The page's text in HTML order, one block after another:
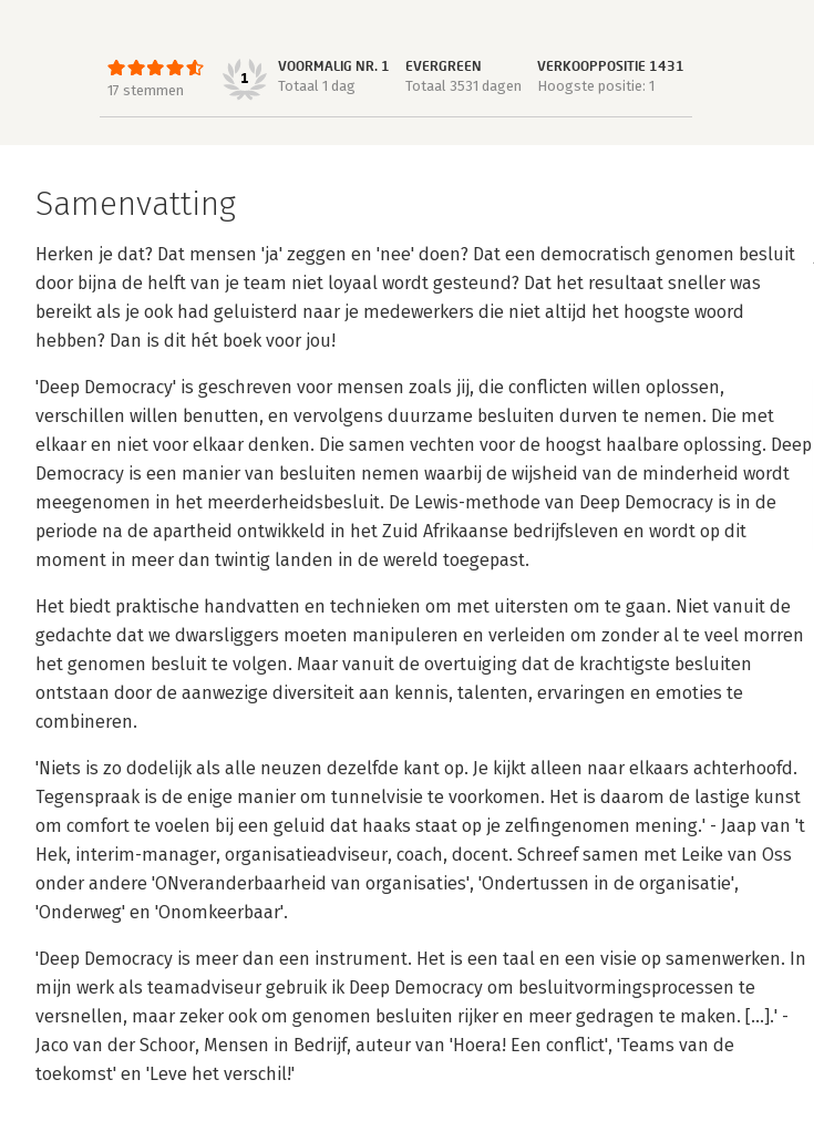
17 stemmen
1
VOORMALIG NR. 1
Totaal 1 dag
EVERGREEN
Totaal 3531 dagen
VERKOOPPOSITIE 1431
Hoogste positie: 1
Samenvatting
Herken je dat? Dat mensen 'ja' zeggen en 'nee' doen? Dat een democratisch genomen besluit
door bijna de helft van je team niet loyaal wordt gesteund? Dat het resultaat sneller was
bereikt als je ook had geluisterd naar je medewerkers die niet altijd het hoogste woord
hebben? Dan is dit hét boek voor jou!
'Deep Democracy' is geschreven voor mensen zoals jij, die conflicten willen oplossen,
verschillen willen benutten, en vervolgens duurzame besluiten durven te nemen. Die met
elkaar en niet voor elkaar denken. Die samen vechten voor de hoogst haalbare oplossing. Deep
Democracy is een manier van besluiten nemen waarbij de wijsheid van de minderheid wordt
meegenomen in het meerderheidsbesluit. De Lewis-methode van Deep Democracy is in de
periode na de apartheid ontwikkeld in het Zuid Afrikaanse bedrijfsleven en wordt op dit
moment in meer dan twintig landen in de wereld toegepast.
Het biedt praktische handvatten en technieken om met uitersten om te gaan. Niet vanuit de
gedachte dat we dwarsliggers moeten manipuleren en verleiden om zonder al te veel morren
het genomen besluit te volgen. Maar vanuit de overtuiging dat de krachtigste besluiten
ontstaan door de aanwezige diversiteit aan kennis, talenten, ervaringen en emoties te
combineren.
'Niets is zo dodelijk als alle neuzen dezelfde kant op. Je kijkt alleen naar elkaars achterhoofd.
Tegenspraak is de enige manier om tunnelvisie te voorkomen. Het is daarom de lastige kunst
om comfort te voelen bij een geluid dat haaks staat op je zelfingenomen mening.' - Jaap van 't
Hek, interim-manager, organisatieadviseur, coach, docent. Schreef samen met Leike van Oss
onder andere 'ONveranderbaarheid van organisaties', 'Ondertussen in de organisatie',
'Onderweg' en 'Onomkeerbaar'.
'Deep Democracy is meer dan een instrument. Het is een taal en een visie op samenwerken. In
mijn werk als teamadviseur gebruik ik Deep Democracy om besluitvormingsprocessen te
versnellen, maar zeker ook om genomen besluiten rijker en meer gedragen te maken. [...].' -
Jaco van der Schoor, Mensen in Bedrijf, auteur van 'Hoera! Een conflict', 'Teams van de
toekomst' en 'Leve het verschil!'